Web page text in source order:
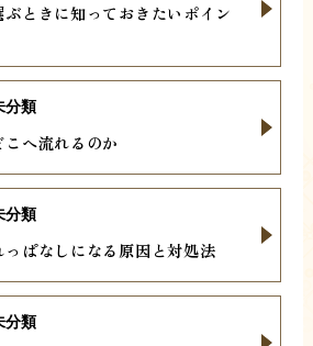
ぶときに知っておきたいポイン
こへ流れるのか
分類
っぱなしになる原因と対処法
分類
分類